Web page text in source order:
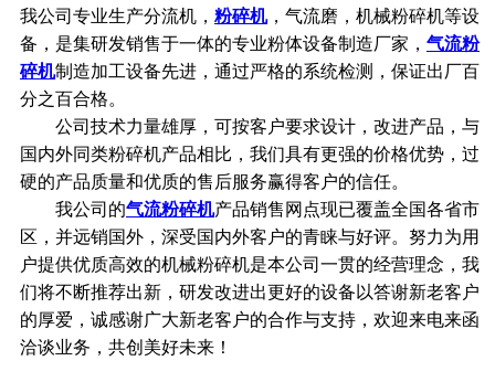
我公司专业生产分流机， 粉碎机，气流磨，机械粉碎机等设
备，是集研发销售于一体的专业粉体设备制造厂家， 气流粉
碎机制造加工设备先进，通过严格的系统检测，保证出厂百
分之百合格。
公司技术力量雄厚，可按客户要求设计，改进产品，与
国内外同类粉碎机产品相比，我们具有更强的价格优势，过
硬的产品质量和优质的售后服务赢得客户的信任。
我公司的气流粉碎机产品销售网点现已覆盖全国各省市
区，并远销国外，深受国内外客户的青睐与好评。努力为用
户提供优质高效的机械粉碎机是本公司一贯的经营理念，我
们将不断推荐出新，研发改进出更好的设备以答谢新老客户
的厚爱，诚感谢广大新老客户的合作与支持，欢迎来电来函
洽谈业务，共创美好未来！